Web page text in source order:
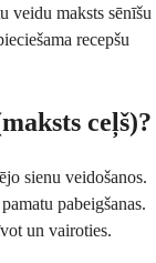
veidu maksts sēnīšu
recepšu
ceļš)?
sienu veidošanos.
pabeigšanas.
un vairoties.